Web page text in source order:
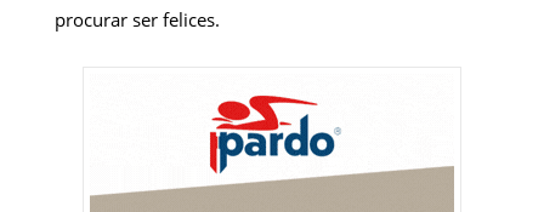
procurar ser felices.